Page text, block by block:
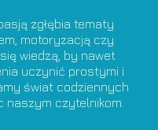
zgłębia tematy
motoryzacją czy
wiedzą, by nawet
uczynić prostymi i
świat codziennych
naszym czytelnikom.